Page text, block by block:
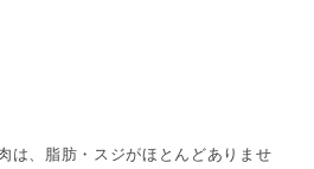
は、脂肪・スジがほとんどありませ